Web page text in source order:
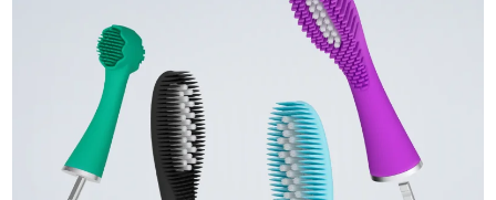
La technologie Sonic Pulse délivre 11 000 pulsations par
minute.
Accédez à des modes de brossage personnalisés via
l'application FOREO For You.